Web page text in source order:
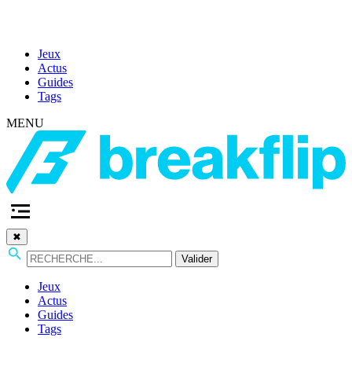
Jeux
Actus
Guides
Tags
MENU
✖
Valider
Jeux
Actus
Guides
Tags